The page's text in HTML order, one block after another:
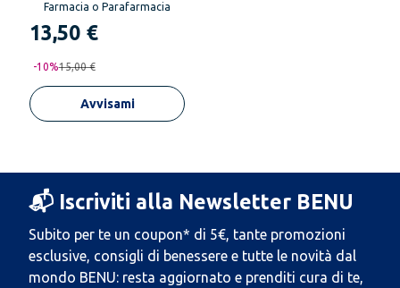
Farmacia o Parafarmacia
13,50 €
-10%15,00 €
Avvisami
📬 Iscriviti alla Newsletter BENU
Subito per te un coupon* di 5€, tante promozioni
esclusive, consigli di benessere e tutte le novità dal
mondo BENU: resta aggiornato e prenditi cura di te,